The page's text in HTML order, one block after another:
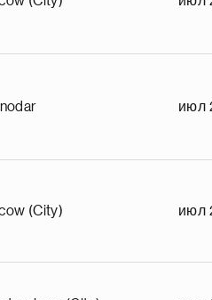
июл
(City) июл